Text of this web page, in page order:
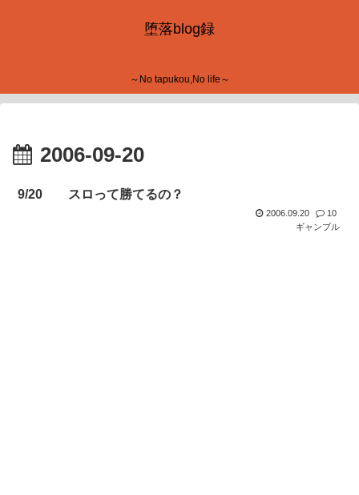
堕落blog録
～No tapukou,No life～
2006-09-20
9/20 スロって勝てるの？
2006.09.20
10
ギャンブル